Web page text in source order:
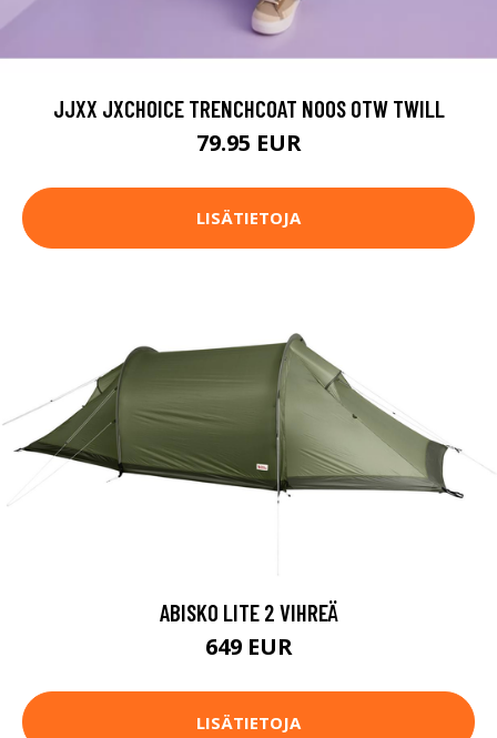
JJXX JXCHOICE TRENCHCOAT NOOS OTW TWILL
79.95 EUR
LISÄTIETOJA
ABISKO LITE 2 VIHREÄ
649 EUR
LISÄTIETOJA